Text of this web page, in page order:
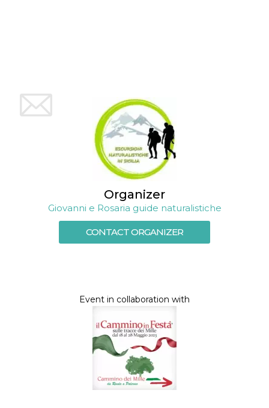
Organizer
Giovanni e Rosaria guide naturalistiche
CONTACT ORGANIZER
Event in collaboration with